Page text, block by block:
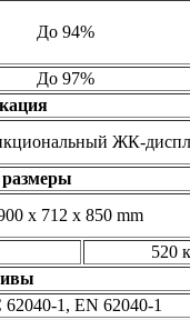
До 94%
До 97%
ЖК-
x 712 x 850 mm
520
62040-1, EN 62040-1